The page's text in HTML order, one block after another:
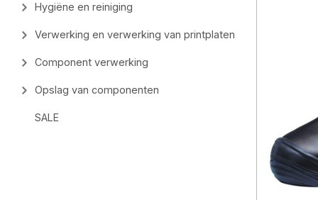
Hygiëne en reiniging
Verwerking en verwerking van printplaten
Component verwerking
Opslag van componenten
SALE